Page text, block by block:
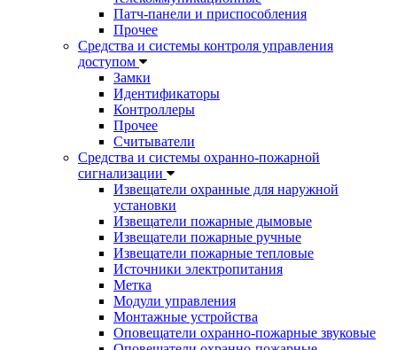
Патч-панели и приспособления
Прочее
Средства и системы контроля управления
доступом
Замки
Идентификаторы
Контроллеры
Прочее
Считыватели
Средства и системы охранно-пожарной
сигнализации
Извещатели охранные для наружной
установки
Извещатели пожарные дымовые
Извещатели пожарные ручные
Извещатели пожарные тепловые
Источники электропитания
Метка
Модули управления
Монтажные устройства
Оповещатели охранно-пожарные звуковые